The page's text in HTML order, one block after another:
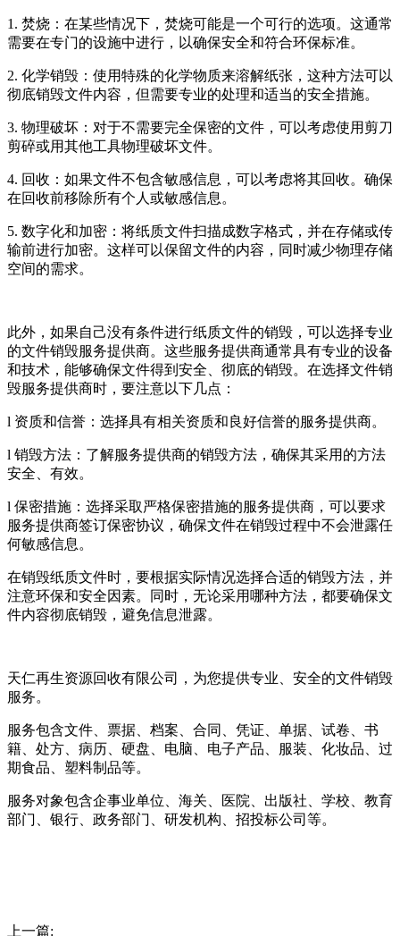
1. 焚烧：在某些情况下，焚烧可能是一个可行的选项。这通常
需要在专门的设施中进行，以确保安全和符合环保标准。
2. 化学销毁：使用特殊的化学物质来溶解纸张，这种方法可以
彻底销毁文件内容，但需要专业的处理和适当的安全措施。
3. 物理破坏：对于不需要完全保密的文件，可以考虑使用剪刀
剪碎或用其他工具物理破坏文件。
4. 回收：如果文件不包含敏感信息，可以考虑将其回收。确保
在回收前移除所有个人或敏感信息。
5. 数字化和加密：将纸质文件扫描成数字格式，并在存储或传
输前进行加密。这样可以保留文件的内容，同时减少物理存储
空间的需求。
此外，如果自己没有条件进行纸质文件的销毁，可以选择专业
的文件销毁服务提供商。这些服务提供商通常具有专业的设备
和技术，能够确保文件得到安全、彻底的销毁。在选择文件销
毁服务提供商时，要注意以下几点：
l 资质和信誉：选择具有相关资质和良好信誉的服务提供商。
l 销毁方法：了解服务提供商的销毁方法，确保其采用的方法
安全、有效。
l 保密措施：选择采取严格保密措施的服务提供商，可以要求
服务提供商签订保密协议，确保文件在销毁过程中不会泄露任
何敏感信息。
在销毁纸质文件时，要根据实际情况选择合适的销毁方法，并
注意环保和安全因素。同时，无论采用哪种方法，都要确保文
件内容彻底销毁，避免信息泄露。
天仁再生资源回收有限公司，为您提供专业、安全的文件销毁
服务。
服务包含文件、票据、档案、合同、凭证、单据、试卷、书
籍、处方、病历、硬盘、电脑、电子产品、服装、化妆品、过
期食品、塑料制品等。
服务对象包含企事业单位、海关、医院、出版社、学校、教育
部门、银行、政务部门、研发机构、招投标公司等。
上一篇: